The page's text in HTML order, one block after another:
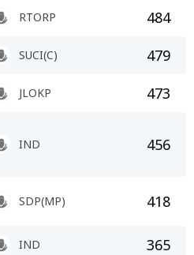
RTORP 484
SUCI(C) 479
JLOKP 473
IND 456
SDP(MP) 418
IND 365